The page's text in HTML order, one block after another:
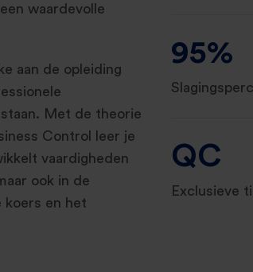
waardevolle
aan de opleiding
Met de theorie
Control leer je
vaardigheden
ook in de
koers en het
95%
QC
Exclusieve